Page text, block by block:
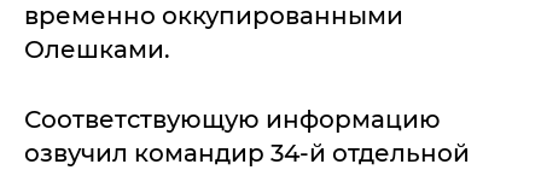
временно оккупированными
Олешками.
Соответствующую информацию
озвучил командир 34-й отдельной